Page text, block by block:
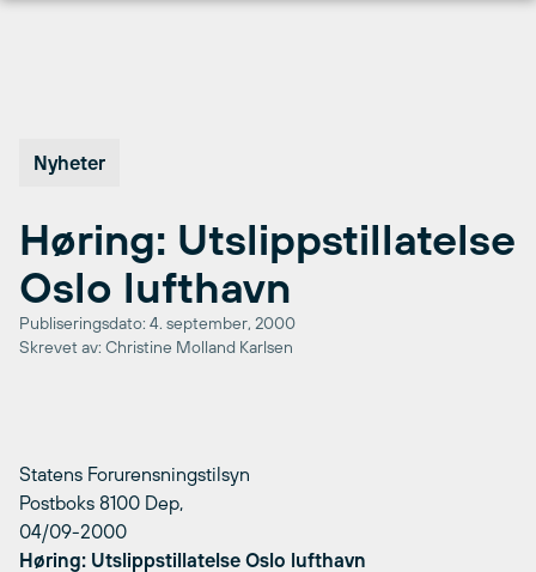
Nyheter
Høring: Utslippstillatelse
Oslo lufthavn
Publiseringsdato: 4. september, 2000
Skrevet av: Christine Molland Karlsen
Statens Forurensningstilsyn
Postboks 8100 Dep,
04/09-2000
Høring: Utslippstillatelse Oslo lufthavn